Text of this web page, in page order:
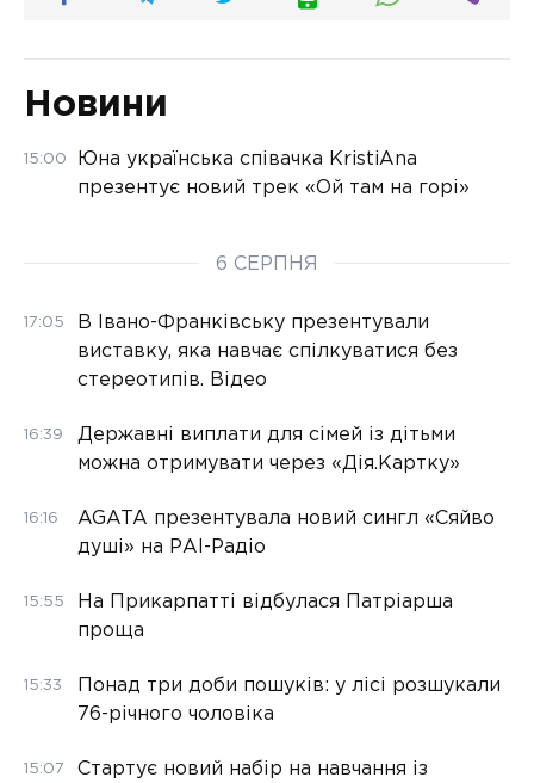
Новини
15:00
Юна українська співачка KristiAna
презентує новий трек «Ой там на горі»
6 СЕРПНЯ
17:05
В Івано-Франківську презентували
виставку, яка навчає спілкуватися без
стереотипів. Відео
16:39
Державні виплати для сімей із дітьми
можна отримувати через «Дія.Картку»
16:16
AGATA презентувала новий сингл «Сяйво
душі» на РАІ-Радіо
15:55
На Прикарпатті відбулася Патріарша
проща
15:33
Понад три доби пошуків: у лісі розшукали
76-річного чоловіка
15:07
Стартує новий набір на навчання із